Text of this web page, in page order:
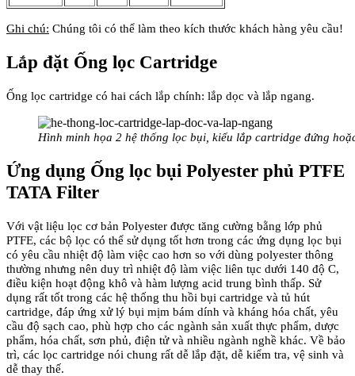
Ghi chú: Chúng tôi có thể làm theo kích thước khách hàng yêu cầu!
Lắp đặt Ống lọc Cartridge
Ống lọc cartridge có hai cách lắp chính: lắp dọc và lắp ngang.
Hình minh họa 2 hệ thống lọc bụi, kiểu lắp cartridge đứng
Ứng dụng Ống lọc bụi Polyester phủ PTFE
TATA Filter
Với vật liệu lọc cơ bản Polyester được tăng cường bằng lớp phủ
PTFE, các bộ lọc có thể sử dụng tốt hơn trong các ứng dụng lọc bụi
có yêu cầu nhiệt độ làm việc cao hơn so với dùng polyester thông
thường nhưng nên duy trì nhiệt độ làm việc liên tục dưới 140 độ C,
điều kiện hoạt động khô và hàm lượng acid trung bình thấp. Sử
dụng rất tốt trong các hệ thống thu hồi bụi cartridge và tủ hút
cartridge, đáp ứng xử lý bụi mịm bám dính và kháng hóa chất, yêu
cầu độ sạch cao, phù hợp cho các ngành sản xuất thực phẩm, dược
phẩm, hóa chất, sơn phủ, điện tử và nhiều ngành nghề khác. Về bảo
trì, các lọc cartridge nói chung rất dễ lắp đặt, dễ kiểm tra, vệ sinh và
dễ thay thế.